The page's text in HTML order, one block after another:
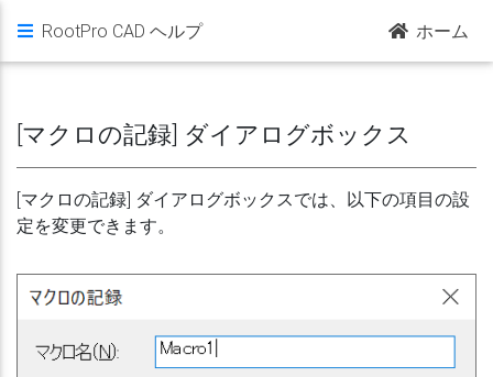
RootPro CAD ヘルプ ホーム
[マクロの記録] ダイアログボックス
[マクロの記録] ダイアログボックスでは、以下の項目の設
定を変更できます。